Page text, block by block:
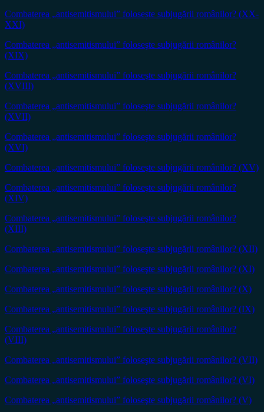
Combaterea „antisemitismului” folosește subjugării românilor? (XX-
XXI)
Combaterea „antisemitismului” foloseşte subjugării românilor?
(XIX)
Combaterea „antisemitismului” foloseşte subjugării românilor?
(XVIII)
Combaterea „antisemitismului” foloseşte subjugării românilor?
(XVII)
Combaterea „antisemitismului” foloseşte subjugării românilor?
(XVI)
Combaterea „antisemitismului” foloseşte subjugării românilor? (XV)
Combaterea „antisemitismului” foloseşte subjugării românilor?
(XIV)
Combaterea „antisemitismului” foloseşte subjugării românilor?
(XIII)
Combaterea „antisemitismului” foloseşte subjugării românilor? (XII)
Combaterea „antisemitismului” foloseşte subjugării românilor? (XI)
Combaterea „antisemitismului” foloseşte subjugării românilor? (X)
Combaterea „antisemitismului” foloseşte subjugării românilor? (IX)
Combaterea „antisemitismului” foloseşte subjugării românilor?
(VIII)
Combaterea „antisemitismului” foloseşte subjugării românilor? (VII)
Combaterea „antisemitismului” foloseşte subjugării românilor? (VI)
Combaterea „antisemitismului” foloseşte subjugării românilor? (V)